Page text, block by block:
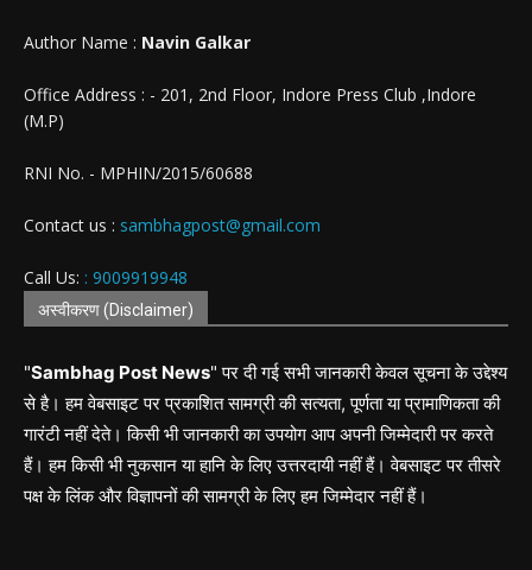
Author Name : Navin Galkar
Office Address : - 201, 2nd Floor, Indore Press Club ,Indore
(M.P)
RNI No. - MPHIN/2015/60688
Contact us : sambhagpost@gmail.com
Call Us: : 9009919948
अस्वीकरण (Disclaimer)
"Sambhag Post News" पर दी गई सभी जानकारी केवल सूचना के उद्देश्य
से है। हम वेबसाइट पर प्रकाशित सामग्री की सत्यता, पूर्णता या प्रामाणिकता की
गारंटी नहीं देते। किसी भी जानकारी का उपयोग आप अपनी जिम्मेदारी पर करते
हैं। हम किसी भी नुकसान या हानि के लिए उत्तरदायी नहीं हैं। वेबसाइट पर तीसरे
पक्ष के लिंक और विज्ञापनों की सामग्री के लिए हम जिम्मेदार नहीं हैं।